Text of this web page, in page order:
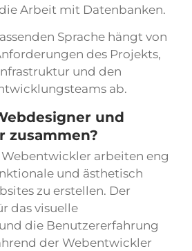
Arbeit mit Datenbanken.
Sprache hängt von
des Projekts,
und den
ab.
und
zusammen?
arbeiten eng
und ästhetisch
zu erstellen. Der
das visuelle
die Benutzererfahrung
der Webentwickler